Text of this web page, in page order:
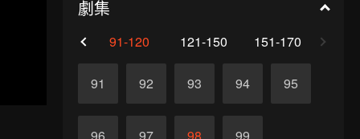
劇集
91-120 121-150 151-170
91 92 93 94 95